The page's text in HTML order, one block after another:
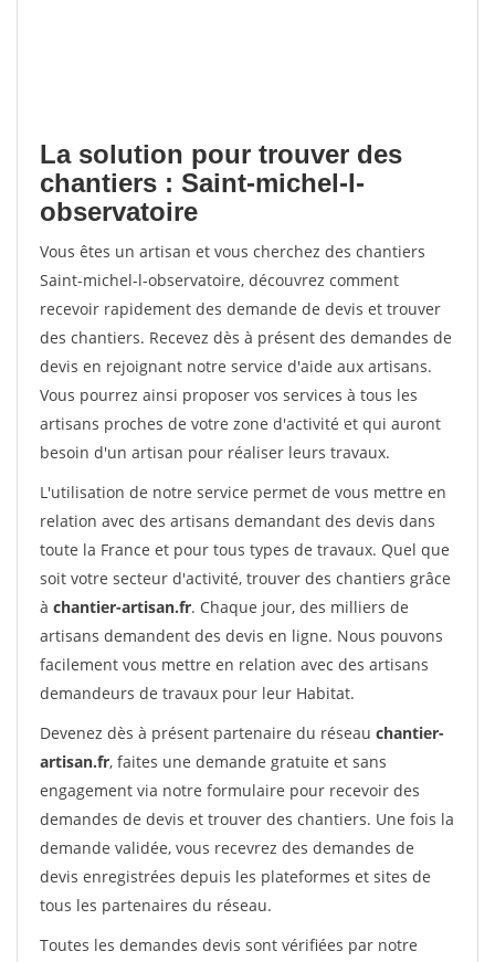
La solution pour trouver des
chantiers : Saint-michel-l-
observatoire
Vous êtes un artisan et vous cherchez des chantiers
Saint-michel-l-observatoire, découvrez comment
recevoir rapidement des demande de devis et trouver
des chantiers. Recevez dès à présent des demandes de
devis en rejoignant notre service d'aide aux artisans.
Vous pourrez ainsi proposer vos services à tous les
artisans proches de votre zone d'activité et qui auront
besoin d'un artisan pour réaliser leurs travaux.
L'utilisation de notre service permet de vous mettre en
relation avec des artisans demandant des devis dans
toute la France et pour tous types de travaux. Quel que
soit votre secteur d'activité, trouver des chantiers grâce
à chantier-artisan.fr. Chaque jour, des milliers de
artisans demandent des devis en ligne. Nous pouvons
facilement vous mettre en relation avec des artisans
demandeurs de travaux pour leur Habitat.
Devenez dès à présent partenaire du réseau chantier-
artisan.fr, faites une demande gratuite et sans
engagement via notre formulaire pour recevoir des
demandes de devis et trouver des chantiers. Une fois la
demande validée, vous recevrez des demandes de
devis enregistrées depuis les plateformes et sites de
tous les partenaires du réseau.
Toutes les demandes devis sont vérifiées par notre